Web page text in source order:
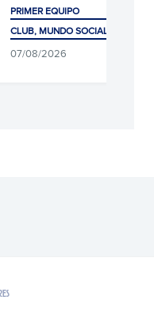
PRIMER EQUIPO
CLUB, MUNDO SOCIAL Y
07/08/2026